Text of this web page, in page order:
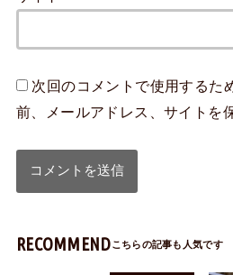
次回のコメントで使用するた
前、メールアドレス、サイトを
RECOMMEND